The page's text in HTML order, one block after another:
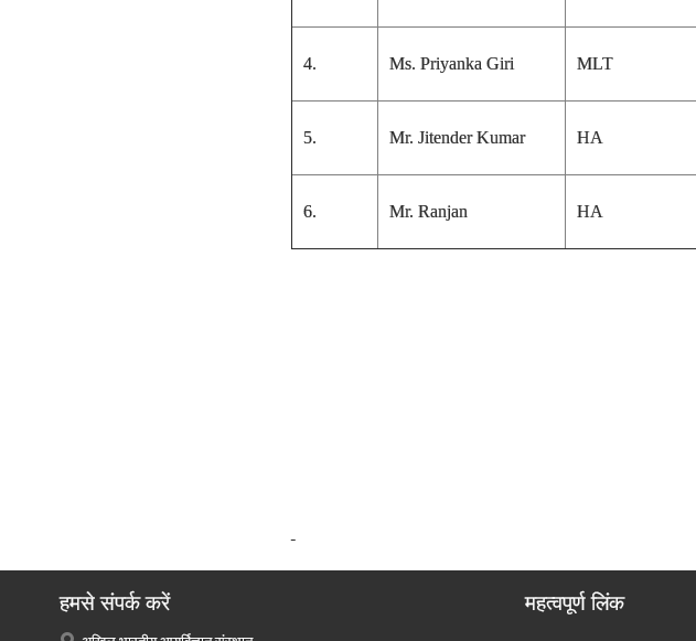
4. Ms. Priyanka Giri MLT
5. Mr. Jitender Kumar HA
6. Mr. Ranjan HA
हमसे संपर्क करें महत्वपूर्ण लिंक